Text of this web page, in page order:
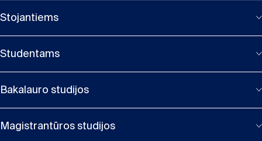
Stojantiems
Studentams
Bakalauro studijos
Magistrantūros studijos